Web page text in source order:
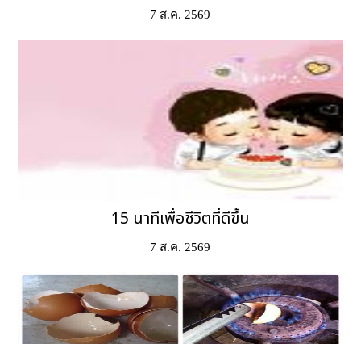
7 ส.ค. 2569
15 นาทีเพื่อชีวิตที่ดีขึ้น
7 ส.ค. 2569